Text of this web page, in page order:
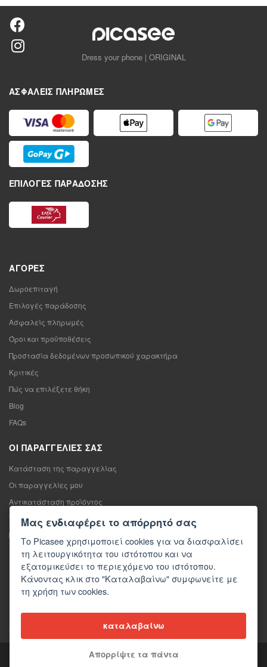
Dress your phone | ORIGINAL
ΑΣΦΑΛΕΊΣ ΠΛΗΡΩΜΈΣ
ΕΠΙΛΟΓΈΣ ΠΑΡΆΔΟΣΗΣ
ΑΓΟΡΈΣ
Δωροεπιταγή
Επιλογές παράδοσης
Ασφαλείς πληρωμές
Όροι και προϋποθέσεις
Προστασία δεδομένων προσωπικού χαρακτήρα
Κριτικές
Πώς να επιλέξετε θήκη
Blog
FAQs
ΟΙ ΠΑΡΑΓΓΕΛΊΕΣ ΣΑΣ
Κατάσταση της παραγγελίας
Οι παραγγελίες μου
Αντικατάσταση προϊόντος
Υπαναχώρηση από τη σύμβαση πώλησης
Παράπονο
ΕΠΙΚΟΙΝΩΝΊΑ
Επικοινωνία
Φόρμα επικοινωνίας
Χονδρική πώληση
Μέσα ενημέρωσης σχετικά με εμάς
Copyright © 2026 Picasee
Μας ενδιαφέρει το απόρρητό σας
Το Picasee χρησιμοποιεί cookies για να διασφαλίσει
τη λειτουργικότητα του ιστότοπου και να
εξατομικεύσει το περιεχόμενο του ιστότοπου.
Κάνοντας κλικ στο "Καταλαβαίνω" συμφωνείτε με
τη χρήση των cookies.
καταλαβαίνω
Απορρίψτε τα πάντα